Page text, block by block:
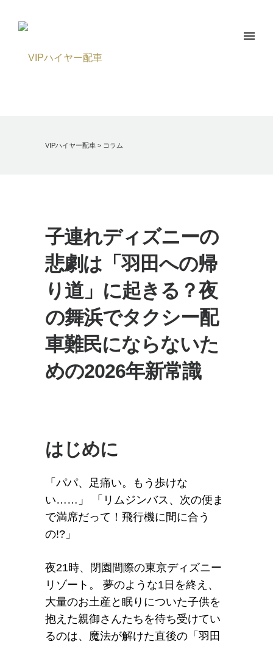
VIPハイヤー配車 > コラム
子連れディズニーの
悲劇は「羽田への帰
り道」に起きる？夜
の舞浜でタクシー配
車難民にならないた
めの2026年新常識
はじめに
「パパ、足痛い。もう歩けな
い……」 「リムジンバス、次の便ま
で満席だって！飛行機に間に合う
の!?」
夜21時、閉園間際の東京ディズニー
リゾート。 夢のような1日を終え、
大量のお土産と眠りについた子供を
抱えた親御さんたちを待ち受けてい
るのは、魔法が解けた直後の「羽田